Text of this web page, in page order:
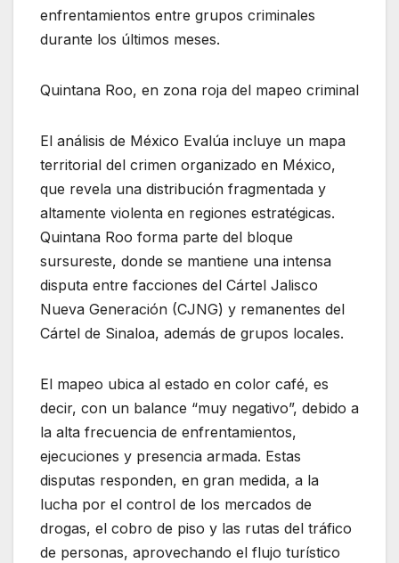
enfrentamientos entre grupos criminales
durante los últimos meses.
Quintana Roo, en zona roja del mapeo criminal
El análisis de México Evalúa incluye un mapa
territorial del crimen organizado en México,
que revela una distribución fragmentada y
altamente violenta en regiones estratégicas.
Quintana Roo forma parte del bloque
sursureste, donde se mantiene una intensa
disputa entre facciones del Cártel Jalisco
Nueva Generación (CJNG) y remanentes del
Cártel de Sinaloa, además de grupos locales.
El mapeo ubica al estado en color café, es
decir, con un balance “muy negativo”, debido a
la alta frecuencia de enfrentamientos,
ejecuciones y presencia armada. Estas
disputas responden, en gran medida, a la
lucha por el control de los mercados de
drogas, el cobro de piso y las rutas del tráfico
de personas, aprovechando el flujo turístico